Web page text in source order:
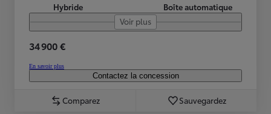
Hybride
Boîte automatique
Voir plus
34 900 €
En savoir plus
Contactez la concession
Comparez Sauvegardez